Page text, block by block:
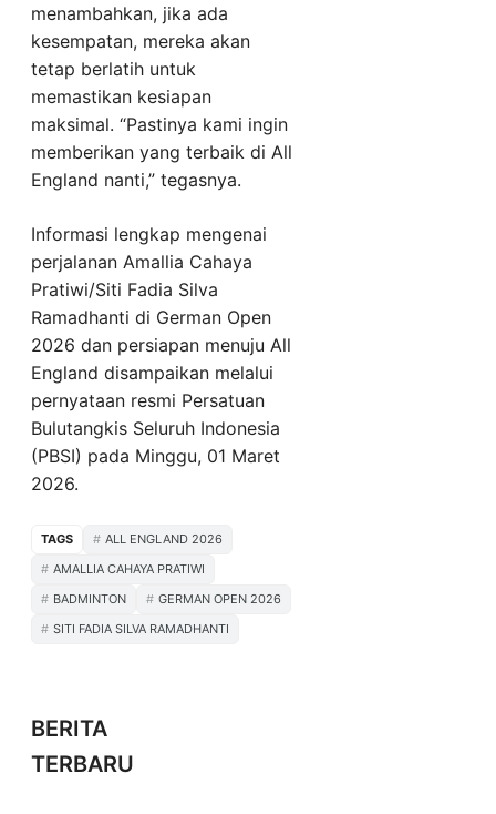
menambahkan, jika ada
kesempatan, mereka akan
tetap berlatih untuk
memastikan kesiapan
maksimal. “Pastinya kami ingin
memberikan yang terbaik di All
England nanti,” tegasnya.
Informasi lengkap mengenai
perjalanan Amallia Cahaya
Pratiwi/Siti Fadia Silva
Ramadhanti di German Open
2026 dan persiapan menuju All
England disampaikan melalui
pernyataan resmi Persatuan
Bulutangkis Seluruh Indonesia
(PBSI) pada Minggu, 01 Maret
2026.
TAGS
ALL ENGLAND 2026
AMALLIA CAHAYA PRATIWI
BADMINTON
GERMAN OPEN 2026
SITI FADIA SILVA RAMADHANTI
BERITA
TERBARU